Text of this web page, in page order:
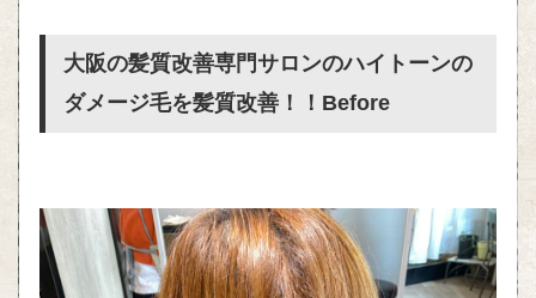
大阪の髪質改善専門サロンのハイトーンの
ダメージ毛を髪質改善！！Before